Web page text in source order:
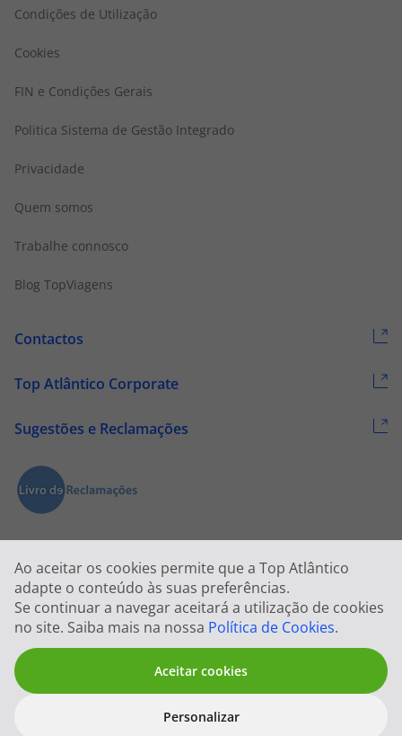
Ao aceitar os cookies permite que a Top Atlântico
adapte o conteúdo às suas preferências.
Se continuar a navegar aceitará a utilização de cookies
no site. Saiba mais na nossa Política de Cookies.
Aceitar cookies
Personalizar
Condições de Utilização
Cookies
FIN e Condições Gerais
Politica Sistema de Gestão Integrado
Privacidade
Quem somos
Trabalhe connosco
Blog TopViagens
Contactos
Top Atlântico Corporate
Sugestões e Reclamações
2026 © Todos os direitos reservados:Top Atlântico, Viagens e Turismo